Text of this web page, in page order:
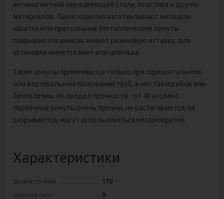
антимагнитной нержавеющей стали, пластика и других
материалов. Такие изделия изготавливают методом
накатки или прессования. Металлические хомуты
покрываются цинком, имеют резиновую вставку, для
установки имеется винт или шпилька.
Такие хомуты применяются только при горизонтальном
или вертикальном положении труб, в местах изгибов они
бесполезны. Их предел прочности - от 40 кгс/мм2.
Червячные хомуты очень прочны, не растягиваются, не
разрываются, могут использоваться неоднократно.
Характеристики
Диаметр (мм)
170
Ширина (мм)
9